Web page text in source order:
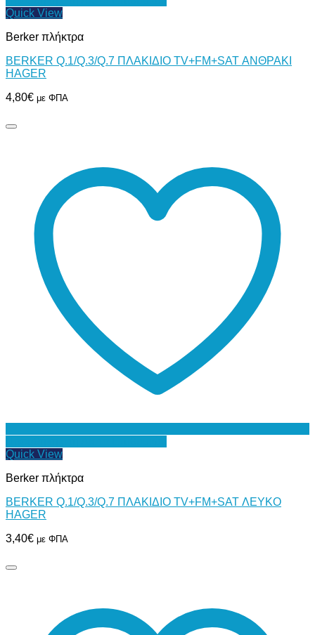
Quick View
Berker πλήκτρα
BERKER Q.1/Q.3/Q.7 ΠΛΑΚΙΔΙΟ TV+FM+SAT ΑΝΘΡΑΚΙ
HAGER
4,80€ με ΦΠΑ
Quick View
Berker πλήκτρα
BERKER Q.1/Q.3/Q.7 ΠΛΑΚΙΔΙΟ TV+FM+SAT ΛΕΥΚΟ
HAGER
3,40€ με ΦΠΑ